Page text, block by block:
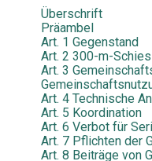
Überschrift
Präambel
Art. 1 Gegenstand
Art. 2 300-m-
Art. 3
Art. 4 Technische
Art. 5 Koordination
Art. 6 Verbot für
Art. 7 Pflichten der
Art. 8 Beiträge von